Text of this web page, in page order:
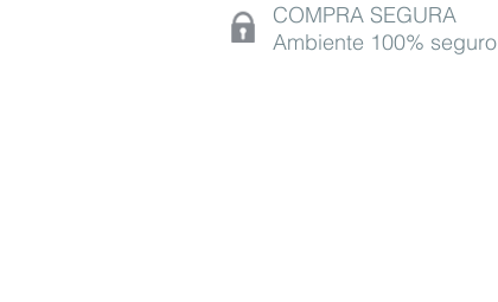
COMPRA SEGURA
Ambiente 100% seguro